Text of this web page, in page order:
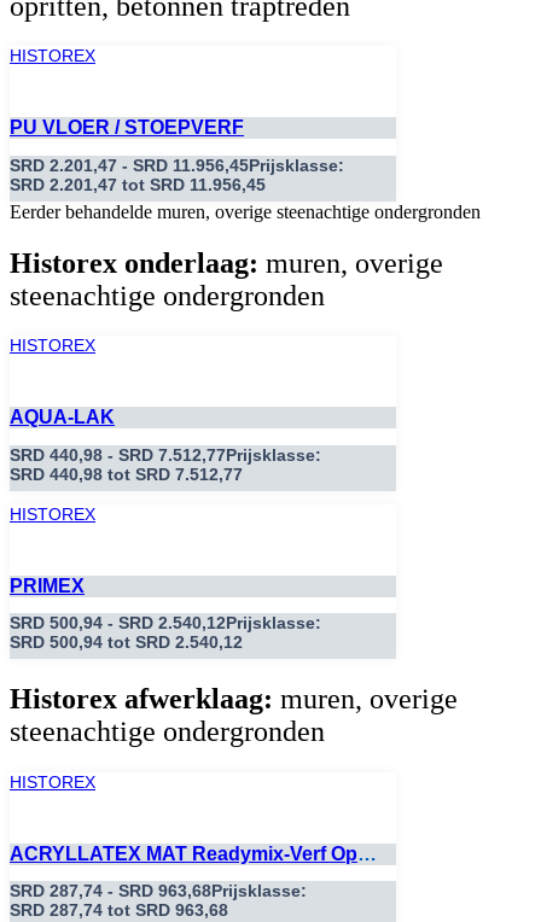
HISTOREX
PU VLOER / STOEPVERF
SRD 2.201,47 - SRD 11.956,45Prijsklasse:
SRD 2.201,47 tot SRD 11.956,45
Eerder behandelde muren, overige steenachtige ondergronden
Historex onderlaag: muren, overige
steenachtige ondergronden
HISTOREX
AQUA-LAK
SRD 440,98 - SRD 7.512,77Prijsklasse:
SRD 440,98 tot SRD 7.512,77
HISTOREX
PRIMEX
SRD 500,94 - SRD 2.540,12Prijsklasse:
SRD 500,94 tot SRD 2.540,12
Historex afwerklaag: muren, overige
steenachtige ondergronden
HISTOREX
ACRYLLATEX MAT Readymix-Verf Op
SRD 287,74 - SRD 963,68Prijsklasse:
SRD 287,74 tot SRD 963,68